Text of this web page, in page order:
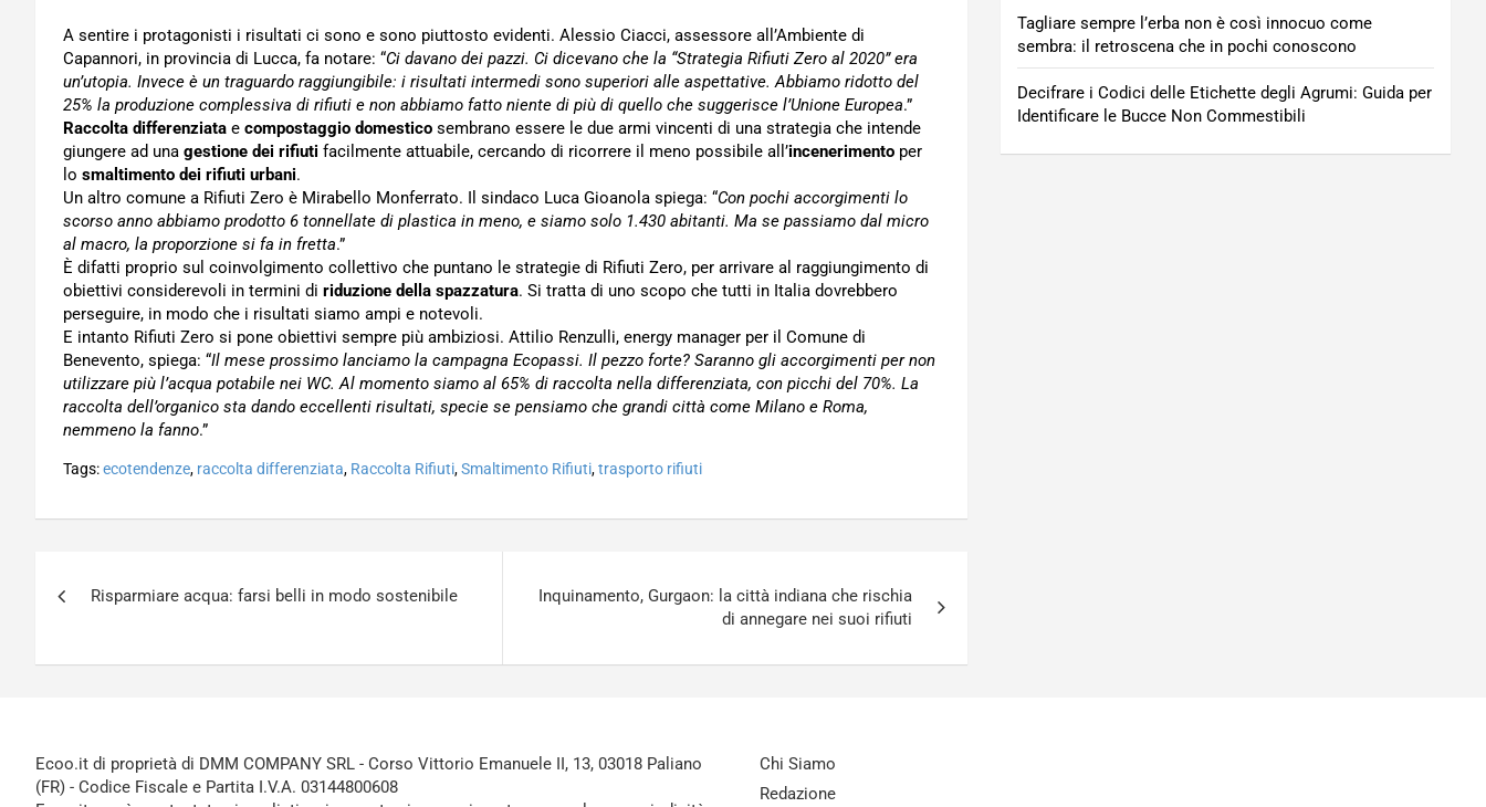
A sentire i protagonisti i risultati ci sono e sono piuttosto evidenti. Alessio Ciacci, assessore all’Ambiente di
Capannori, in provincia di Lucca, fa notare: “Ci davano dei pazzi. Ci dicevano che la “Strategia Rifiuti Zero al 2020” era
un’utopia. Invece è un traguardo raggiungibile: i risultati intermedi sono superiori alle aspettative. Abbiamo ridotto del
25% la produzione complessiva di rifiuti e non abbiamo fatto niente di più di quello che suggerisce l’Unione Europea.”
Raccolta differenziata e compostaggio domestico sembrano essere le due armi vincenti di una strategia che intende
giungere ad una gestione dei rifiuti facilmente attuabile, cercando di ricorrere il meno possibile all’incenerimento per
lo smaltimento dei rifiuti urbani.
Un altro comune a Rifiuti Zero è Mirabello Monferrato. Il sindaco Luca Gioanola spiega: “Con pochi accorgimenti lo
scorso anno abbiamo prodotto 6 tonnellate di plastica in meno, e siamo solo 1.430 abitanti. Ma se passiamo dal micro
al macro, la proporzione si fa in fretta.”
È difatti proprio sul coinvolgimento collettivo che puntano le strategie di Rifiuti Zero, per arrivare al raggiungimento di
obiettivi considerevoli in termini di riduzione della spazzatura. Si tratta di uno scopo che tutti in Italia dovrebbero
perseguire, in modo che i risultati siamo ampi e notevoli.
E intanto Rifiuti Zero si pone obiettivi sempre più ambiziosi. Attilio Renzulli, energy manager per il Comune di
Benevento, spiega: “Il mese prossimo lanciamo la campagna Ecopassi. Il pezzo forte? Saranno gli accorgimenti per non
utilizzare più l’acqua potabile nei WC. Al momento siamo al 65% di raccolta nella differenziata, con picchi del 70%. La
raccolta dell’organico sta dando eccellenti risultati, specie se pensiamo che grandi città come Milano e Roma,
nemmeno la fanno.”
Tags:ecotendenze, raccolta differenziata, Raccolta Rifiuti,Smaltimento Rifiuti,trasporto rifiuti
articoli
Risparmiare acqua: farsi belli in modo sostenibile
Inquinamento, Gurgaon: la città indiana che rischia
di annegare nei suoi rifiuti
Tagliare sempre l’erba non è così innocuo come
sembra: il retroscena che in pochi conoscono
Decifrare i Codici delle Etichette degli Agrumi: Guida per
Identificare le Bucce Non Commestibili
Ecoo.it di proprietà di DMM COMPANY SRL - Corso Vittorio Emanuele II, 13, 03018 Paliano
(FR) - Codice Fiscale e Partita I.V.A. 03144800608
Chi Siamo
Redazione